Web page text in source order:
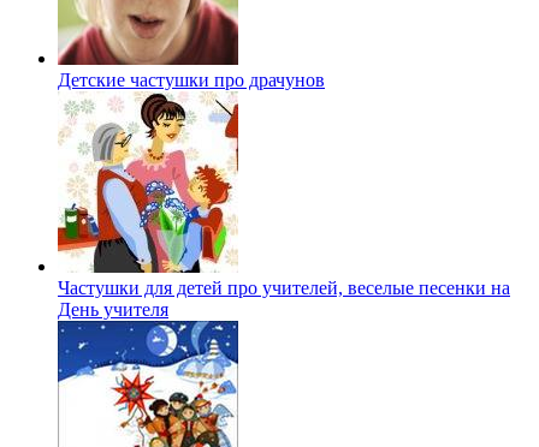
Детские частушки про драчунов
Частушки для детей про учителей, веселые песенки на
День учителя